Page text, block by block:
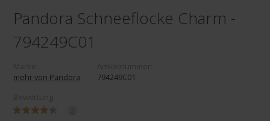
Pandora Schneeflocke Charm -
794249C01
mehr von Pandora
794249C01